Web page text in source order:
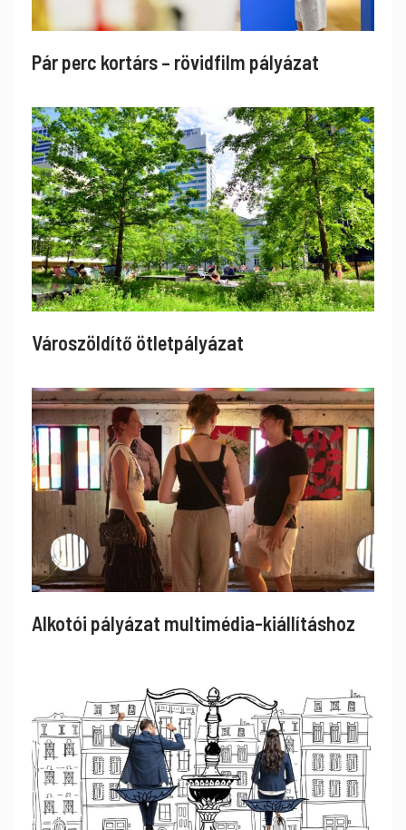
Pár perc kortárs – rövidfilm pályázat
Városzöldítő ötletpályázat
Alkotói pályázat multimédia-kiállításhoz